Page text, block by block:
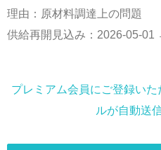
理由：原材料調達上の問題
供給再開見込み：2026-05-01
プレミアム会員にご登録い
ルが自動送